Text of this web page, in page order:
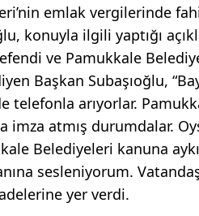
emlak vergilerinde
konuyla ilgili yaptığı
ve Pamukkale
Başkan Subaşıoğlu,
arıyorlar.
atmış durumdalar.
Belediyeleri kanuna
sesleniyorum.
yer verdi.